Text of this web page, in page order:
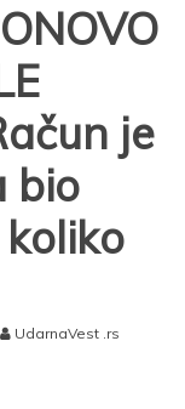
je
bio
UdarnaVest .rs